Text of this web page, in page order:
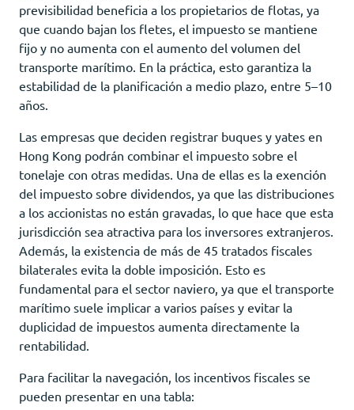
previsibilidad beneficia a los propietarios de flotas, ya
que cuando bajan los fletes, el impuesto se mantiene
fijo y no aumenta con el aumento del volumen del
transporte marítimo. En la práctica, esto garantiza la
estabilidad de la planificación a medio plazo, entre 5–10
años.
Las empresas que deciden registrar buques y yates en
Hong Kong podrán combinar el impuesto sobre el
tonelaje con otras medidas. Una de ellas es la exención
del impuesto sobre dividendos, ya que las distribuciones
a los accionistas no están gravadas, lo que hace que esta
jurisdicción sea atractiva para los inversores extranjeros.
Además, la existencia de más de 45 tratados fiscales
bilaterales evita la doble imposición. Esto es
fundamental para el sector naviero, ya que el transporte
marítimo suele implicar a varios países y evitar la
duplicidad de impuestos aumenta directamente la
rentabilidad.
Para facilitar la navegación, los incentivos fiscales se
pueden presentar en una tabla: